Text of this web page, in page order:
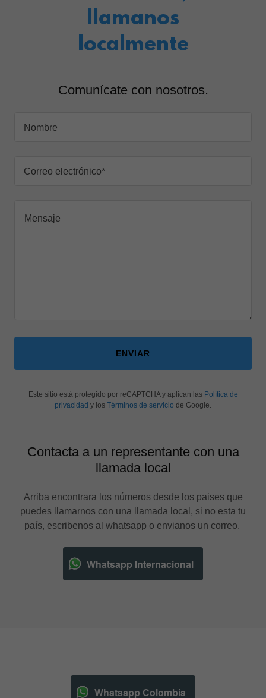
llamanos
localmente
Comunícate con nosotros.
Nombre
Correo electrónico*
ENVIAR
Este sitio está protegido por reCAPTCHA y aplican las Política de
privacidad y los Términos de servicio de Google.
Contacta a un representante con una
llamada local
Arriba encontrara los números desde los paises que
puedes llamarnos con una llamada local, si no esta tu
país, escribenos al whatsapp o envianos un correo.
Whatsapp Internacional
Whatsapp Colombia